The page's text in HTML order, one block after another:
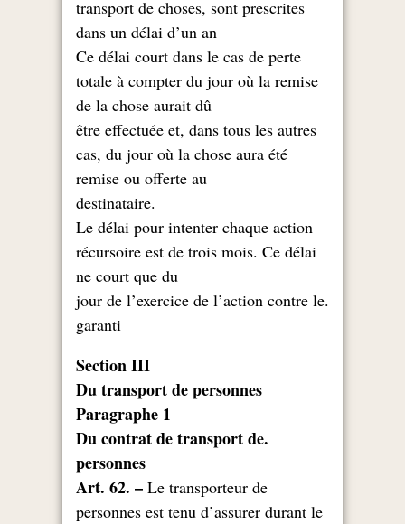
transport de choses, sont prescrites
dans un délai d’un an
Ce délai court dans le cas de perte
totale à compter du jour où la remise
de la chose aurait dû
être effectuée et, dans tous les autres
cas, du jour où la chose aura été
remise ou offerte au
.destinataire
Le délai pour intenter chaque action
récursoire est de trois mois. Ce délai
ne court que du
.jour de l’exercice de l’action contre le
garanti
Section III
Du transport de personnes
Paragraphe 1
.Du contrat de transport de
personnes
Art. 62. – Le transporteur de
personnes est tenu d’assurer durant le